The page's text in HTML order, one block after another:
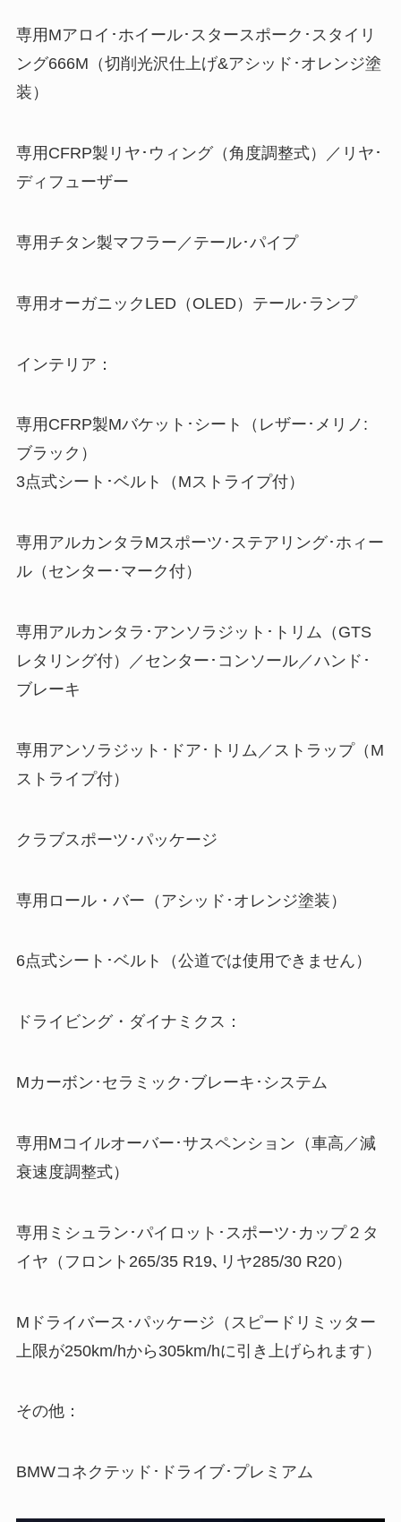
専用Mアロイ･ホイール･スタースポーク･スタイリ
ング666M（切削光沢仕上げ&アシッド･オレンジ塗
装）
専用CFRP製リヤ･ウィング（角度調整式）／リヤ･
ディフューザー
専用チタン製マフラー／テール･パイプ
専用オーガニックLED（OLED）テール･ランプ
インテリア：
専用CFRP製Mバケット･シート（レザー･メリノ:
ブラック）
3点式シート･ベルト（Mストライプ付）
専用アルカンタラMスポーツ･ステアリング･ホィー
ル（センター･マーク付）
専用アルカンタラ･アンソラジット･トリム（GTS
レタリング付）／センター･コンソール／ハンド･
ブレーキ
専用アンソラジット･ドア･トリム／ストラップ（M
ストライプ付）
クラブスポーツ･パッケージ
専用ロール・バー（アシッド･オレンジ塗装）
6点式シート･ベルト（公道では使用できません）
ドライビング・ダイナミクス：
Mカーボン･セラミック･ブレーキ･システム
専用Mコイルオーバー･サスペンション（車高／減
衰速度調整式）
専用ミシュラン･パイロット･スポーツ･カップ２タ
イヤ（フロント265/35 R19､リヤ285/30 R20）
Mドライバース･パッケージ（スピードリミッター
上限が250km/hから305km/hに引き上げられます）
その他：
BMWコネクテッド･ドライブ･プレミアム